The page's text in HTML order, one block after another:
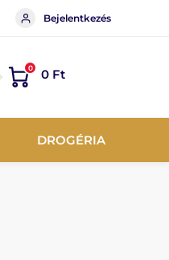
Bejelentkezés
0 0 Ft
DROGÉRIA